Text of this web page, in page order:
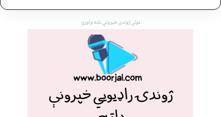
ټولې ژوندۍ خپرونې دلته واورئ